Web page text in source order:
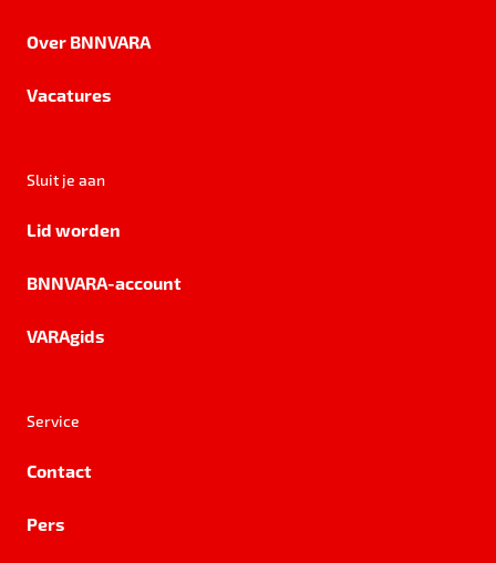
Over BNNVARA
Vacatures
Sluit je aan
Lid worden
BNNVARA-account
VARAgids
Service
Contact
Pers